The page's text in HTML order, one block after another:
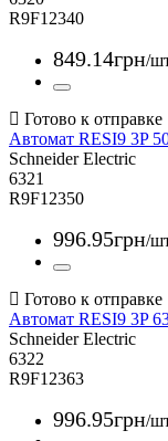
R9F12340
849.14грн/
Автомат RESI9 3P
Schneider Electric
6321
R9F12350
996.95грн/
Автомат RESI9 3P
Schneider Electric
6322
R9F12363
996.95грн/